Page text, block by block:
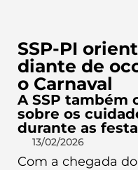
SSP-PI
diante de
o Carnaval
A SSP também
sobre os
durante as
13/02/2026
Com a chegada